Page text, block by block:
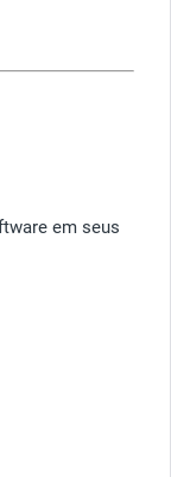
em seus